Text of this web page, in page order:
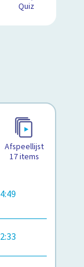
Quiz
Afspeellijst
17items
4:49
2:33